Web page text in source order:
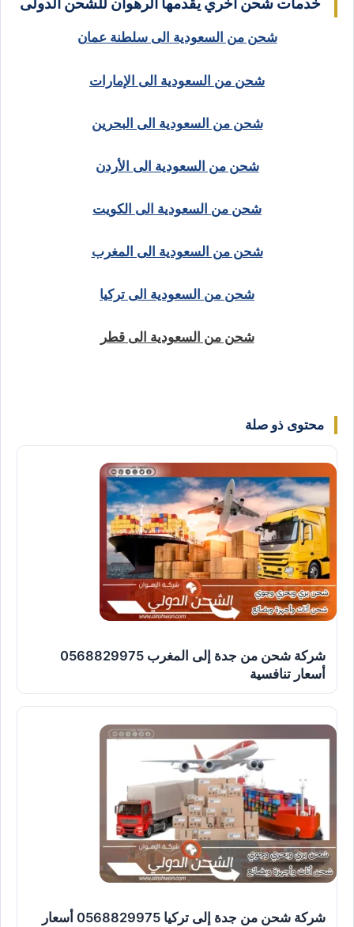
شحن من السعودية الى سلطنة عمان
شحن من السعودية الى الإمارات
شحن من السعودية الى البحرين
شحن من السعودية الى الأردن
شحن من السعودية الى الكويت
شحن من السعودية الى المغرب
شحن من السعودية الى تركيا
شحن من السعودية الى قطر
محتوى ذو صلة
شركة شحن من جدة إلى المغرب 0568829975
أسعار تنافسية
شركة شحن من جدة إلى تركيا 0568829975 أسعار